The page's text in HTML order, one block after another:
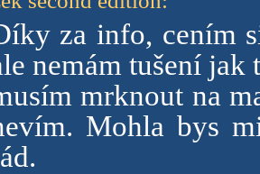
za info, cením
nemám tušení jak
mrknout na
Mohla bys